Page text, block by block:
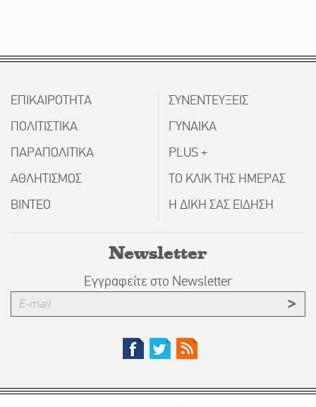
ΕΠΙΚΑΙΡΟΤΗΤΑ
ΠΟΛΙΤΙΣΤΙΚΑ
ΠΑΡΑΠΟΛΙΤΙΚΑ
ΑΘΛΗΤΙΣΜΟΣ
ΒΙΝΤΕΟ
ΣΥΝΕΝΤΕΥΞΕΙΣ
ΓΥΝΑΙΚΑ
PLUS +
ΤΟ ΚΛΙΚ ΤΗΣ ΗΜΕΡΑΣ
Η ΔΙΚΗ ΣΑΣ ΕΙΔΗΣΗ
Newsletter
Εγγραφείτε στο Newsletter